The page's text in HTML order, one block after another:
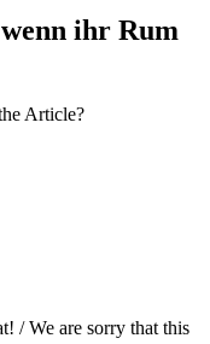
ihr Rum
Article?
/ We are sorry that this